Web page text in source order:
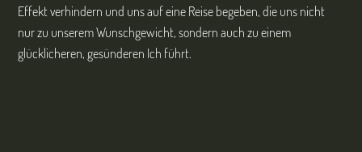
Effekt verhindern und uns auf eine Reise begeben, die uns nicht
nur zu unserem Wunschgewicht, sondern auch zu einem
glücklicheren, gesünderen Ich führt.